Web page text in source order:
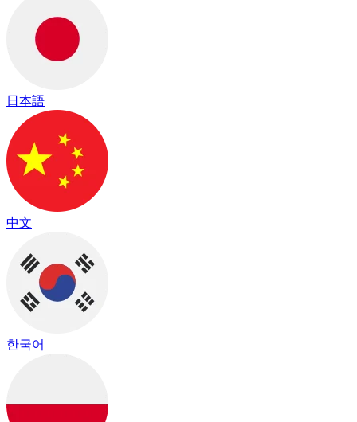
日本語
中文
한국어